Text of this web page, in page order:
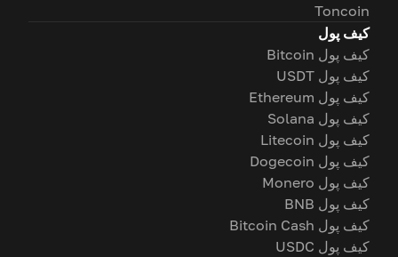
Toncoin
کیف پول
کیف پول Bitcoin
کیف پول USDT
کیف پول Ethereum
کیف پول Solana
کیف پول Litecoin
کیف پول Dogecoin
کیف پول Monero
کیف پول BNB
کیف پول Bitcoin Cash
کیف پول USDC